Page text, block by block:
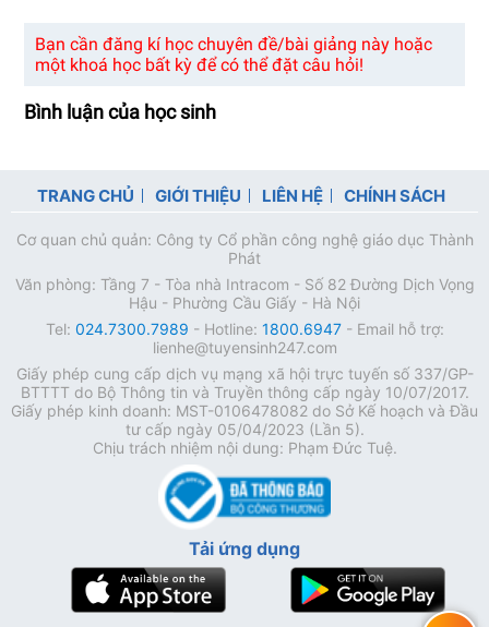
Bạn cần đăng kí học chuyên đề/bài giảng này hoặc
một khoá học bất kỳ để có thể đặt câu hỏi!
Bình luận của học sinh
TRANG CHỦ GIỚI THIỆU LIÊN HỆ CHÍNH SÁCH
Cơ quan chủ quản: Công ty Cổ phần công nghệ giáo dục Thành
Phát
Văn phòng: Tầng 7 - Tòa nhà Intracom - Số 82 Đường Dịch Vọng
Hậu - Phường Cầu Giấy - Hà Nội
Tel: 024.7300.7989 - Hotline: 1800.6947- Email hỗ trợ:
lienhe@tuyensinh247.com
Giấy phép cung cấp dịch vụ mạng xã hội trực tuyến số 337/GP-
BTTTT do Bộ Thông tin và Truyền thông cấp ngày 10/07/2017.
Giấy phép kinh doanh: MST-0106478082 do Sở Kế hoạch và Đầu
tư cấp ngày 05/04/2023 (Lần 5).
Chịu trách nhiệm nội dung: Phạm Đức Tuệ.
Tải ứng dụng